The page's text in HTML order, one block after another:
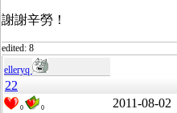
謝謝辛勞！
edited: 8
elleryq
22
0 0 2011-08-02